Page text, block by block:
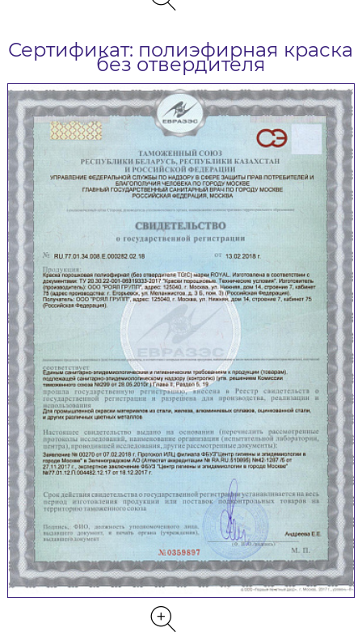
Сертификат: полиэфирная краска
без отвердителя